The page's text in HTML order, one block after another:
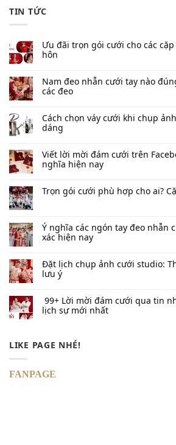
ĐTGH Studio - Chùa Chinatown
ĐTGH Studio - Sườn Xám
ĐTGH Studio - Phim Trường Sang Trọng
Prewedding Vũng Tàu – Son Tình Sơn Hải
Prewedding Sài Gòn – Say đắm tình nồng
SẢN PHẨM
Áo khoả nữ
Sườn xám
Soiree
THÔNG TIN
Giới thiệu